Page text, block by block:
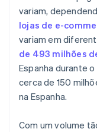
variam,
lojas de e-
variam em
de 493 milhões
Espanha durante
cerca de 150
na Espanha.
Com um volume